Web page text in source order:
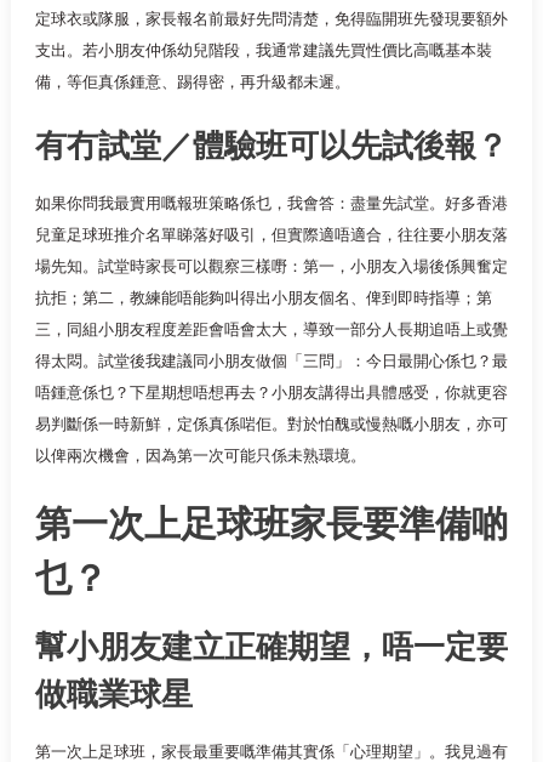
定球衣或隊服，家長報名前最好先問清楚，免得臨開班先發現要額外
支出。若小朋友仲係幼兒階段，我通常建議先買性價比高嘅基本裝
備，等佢真係鍾意、踢得密，再升級都未遲。
有冇試堂／體驗班可以先試後報？
如果你問我最實用嘅報班策略係乜，我會答：盡量先試堂。好多香港
兒童足球班推介名單睇落好吸引，但實際適唔適合，往往要小朋友落
場先知。試堂時家長可以觀察三樣嘢：第一，小朋友入場後係興奮定
抗拒；第二，教練能唔能夠叫得出小朋友個名、俾到即時指導；第
三，同組小朋友程度差距會唔會太大，導致一部分人長期追唔上或覺
得太悶。試堂後我建議同小朋友做個「三問」：今日最開心係乜？最
唔鍾意係乜？下星期想唔想再去？小朋友講得出具體感受，你就更容
易判斷係一時新鮮，定係真係啱佢。對於怕醜或慢熱嘅小朋友，亦可
以俾兩次機會，因為第一次可能只係未熟環境。
第一次上足球班家長要準備啲
乜？
幫小朋友建立正確期望，唔一定要
做職業球星
第一次上足球班，家長最重要嘅準備其實係「心理期望」。我見過有